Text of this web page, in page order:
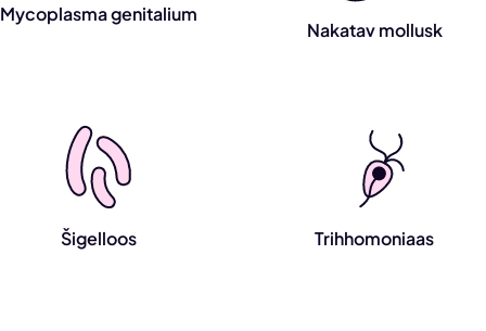
Mycoplasma genitalium
Nakatav mollusk
Šigelloos Trihhomoniaas